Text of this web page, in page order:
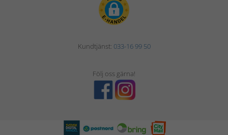
Kundtjänst: 033-16 99 50
Följ oss gärna!